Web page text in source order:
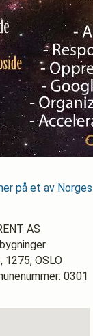
på et av
AS
1275, OSLO
0301